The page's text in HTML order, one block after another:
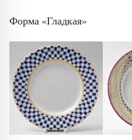
Форма «Гладкая»